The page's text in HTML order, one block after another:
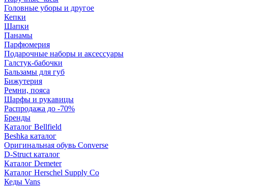
Головные уборы и другое
Кепки
Шапки
Панамы
Парфюмерия
Подарочные наборы и аксессуары
Галстук-бабочки
Бальзамы для губ
Бижутерия
Ремни, пояса
Шарфы и рукавицы
Распродажа до -70%
Бренды
Каталог Bellfield
Beshka каталог
Оригинальная обувь Converse
D-Struct каталог
Каталог Demeter
Каталог Herschel Supply Co
Кеды Vans